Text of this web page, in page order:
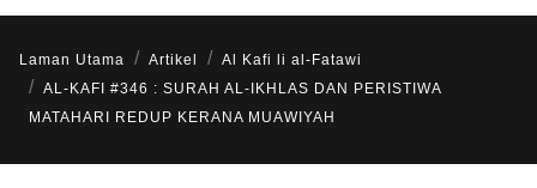
Laman Utama Artikel
Al Kafi li al-Fatawi
AL-KAFI #346 : SURAH AL-IKHLAS DAN PERISTIWA
MATAHARI REDUP KERANA MUAWIYAH